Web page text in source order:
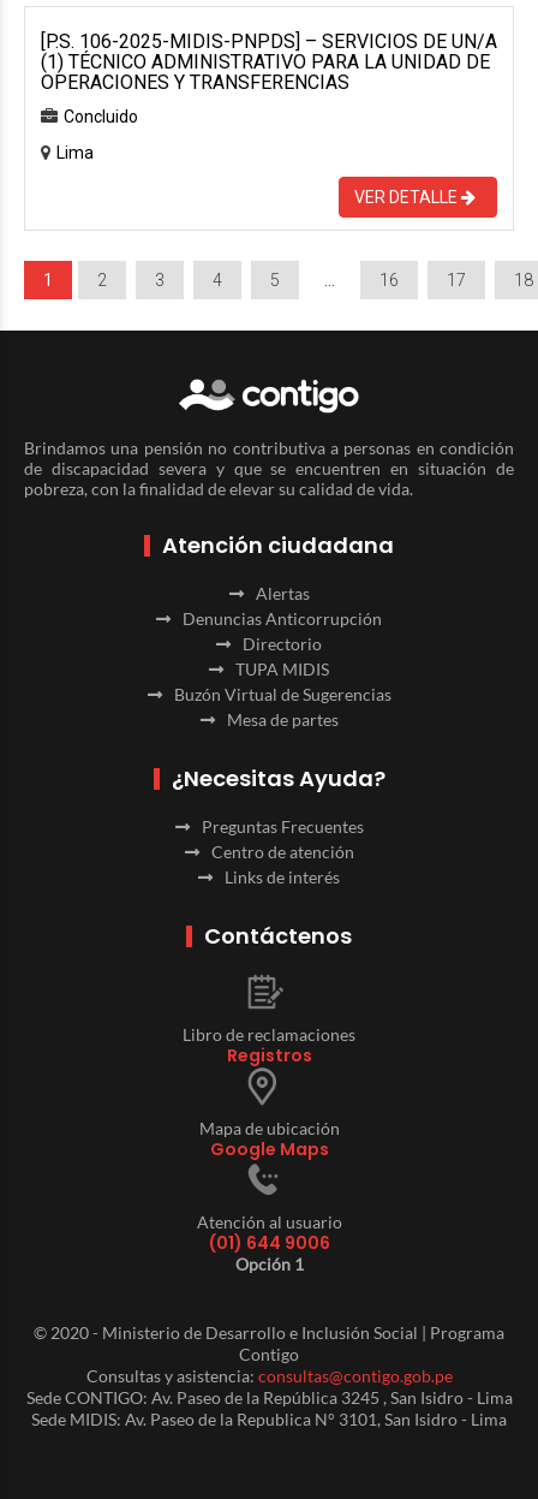
[P.S. 106-2025-MIDIS-PNPDS] – SERVICIOS DE UN/A
(1) TÉCNICO ADMINISTRATIVO PARA LA UNIDAD DE
OPERACIONES Y TRANSFERENCIAS
Concluido
Lima
VER DETALLE
1 2 3 4 5 16 17 18
Brindamos una pensión no contributiva a personas en condición
de discapacidad severa y que se encuentren en situación de
pobreza, con la finalidad de elevar su calidad de vida.
Atención ciudadana
Alertas
Denuncias Anticorrupción
Directorio
TUPA MIDIS
Buzón Virtual de Sugerencias
Mesa de partes
¿Necesitas Ayuda?
Preguntas Frecuentes
Centro de atención
Links de interés
Contáctenos
Libro de reclamaciones
Registros
Mapa de ubicación
Google Maps
Atención al usuario
(01) 644 9006
Opción 1
© 2020 - Ministerio de Desarrollo e Inclusión Social | Programa
Contigo
Consultas y asistencia: consultas@contigo.gob.pe
Sede CONTIGO: Av. Paseo de la República 3245 , San Isidro - Lima
Sede MIDIS: Av. Paseo de la Republica N° 3101, San Isidro - Lima